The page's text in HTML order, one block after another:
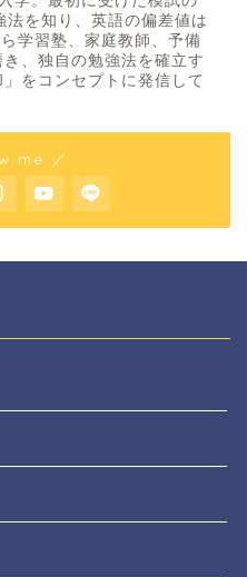
を知り、英語の偏差値は
学習塾、家庭教師、予備
、独自の勉強法を確立す
をコンセプトに発信して
me ／